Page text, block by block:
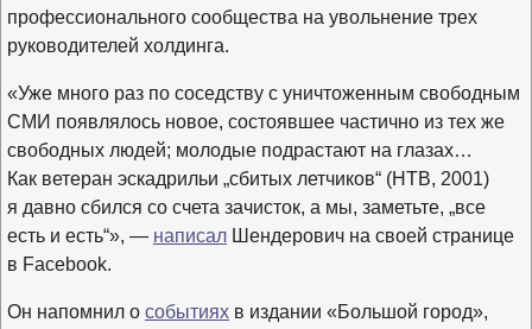
профессионального сообщества на увольнение трех
руководителей холдинга.
«Уже много раз по соседству с уничтоженным свободным
СМИ появлялось новое, состоявшее частично из тех же
свободных людей; молодые подрастают на глазах…
Как ветеран эскадрильи „сбитых летчиков“ (НТВ, 2001)
я давно сбился со счета зачисток, а мы, заметьте, „все
есть и есть“», — написал Шендерович на своей странице
в Facebook.
Он напомнил о событиях в издании «Большой город»,